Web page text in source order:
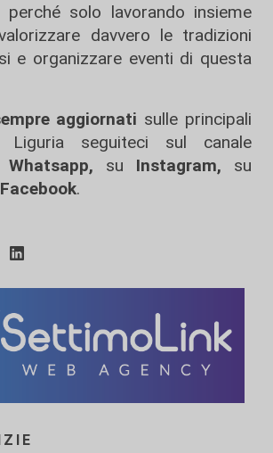
perché solo lavorando insieme
davvero le tradizioni
e organizzare eventi di questa
aggiornati sulle principali
Liguria seguiteci sul canale
Whatsapp, su Instagram, su
Facebook.